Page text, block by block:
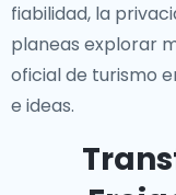
fiabilidad, la
planeas explorar
oficial de turismo
e ideas.